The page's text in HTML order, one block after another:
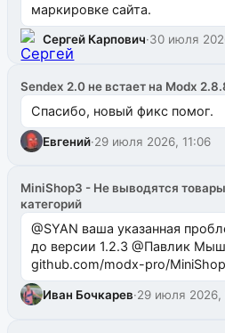
маркировке сайта.
Сергей Карпович·30 июля
Sendex 2.0 не встает на Modx
Спасибо, новый фикс помог.
Евгений·29 июля 2026, 11:06
MiniShop3 - Не выводятся
категорий
@SYAN ваша указанная
до версии 1.2.3 @Павлик
github.com/modx-pro/
github.com/modx-pro/
в б...
Иван Бочкарев·29 июля 2026,